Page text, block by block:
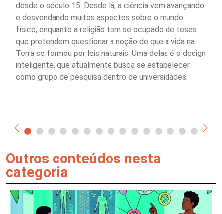
desde o século 15. Desde lá, a ciência vem avançando
e desvendando muitos aspectos sobre o mundo
físico, enquanto a religião tem se ocupado de teses
que pretendem questionar a noção de que a vida na
Terra se formou por leis naturais. Uma delas é o design
inteligente, que atualmente busca se estabelecer
como grupo de pesquisa dentro de universidades.
Outros conteúdos nesta
categoria